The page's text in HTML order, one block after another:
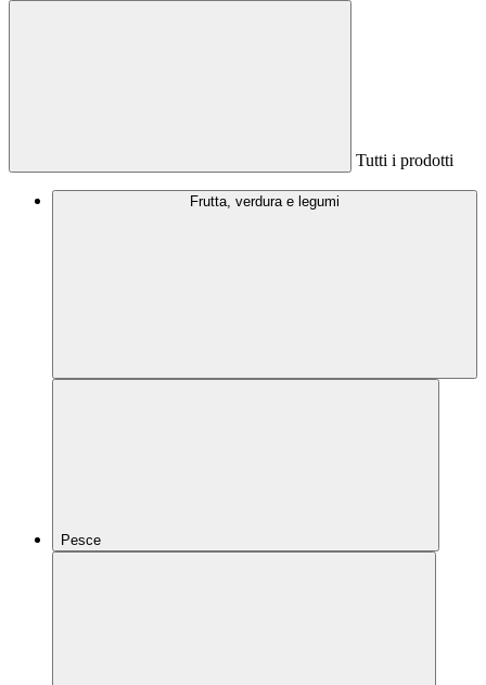
Tutti i prodotti
Frutta, verdura e legumi
Pesce